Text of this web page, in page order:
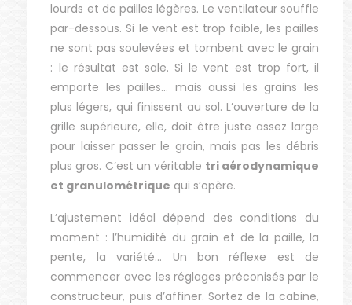
lourds et de pailles légères. Le ventilateur souffle
par-dessous. Si le vent est trop faible, les pailles
ne sont pas soulevées et tombent avec le grain
: le résultat est sale. Si le vent est trop fort, il
emporte les pailles… mais aussi les grains les
plus légers, qui finissent au sol. L’ouverture de la
grille supérieure, elle, doit être juste assez large
pour laisser passer le grain, mais pas les débris
plus gros. C’est un véritable tri aérodynamique
et granulométrique qui s’opère.
L’ajustement idéal dépend des conditions du
moment : l’humidité du grain et de la paille, la
pente, la variété… Un bon réflexe est de
commencer avec les réglages préconisés par le
constructeur, puis d’affiner. Sortez de la cabine,